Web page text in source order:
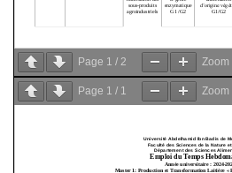
Page 1 / 2 Zoom
Page 1 / 1 Zoom